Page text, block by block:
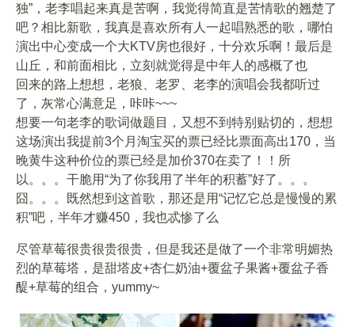
独”，老李唱起来真是苦啊，我觉得简直是苦情歌的翘楚了
吧？相比新歌，我真是喜欢所有人一起唱熟悉的歌，哪怕
演出中心变成一个大KTV房也很好，十分欢乐啊！最后是
山丘，和前面相比，立刻就觉得是中年人的感概了也
回来的路上想想，老狼、老罗、老李的演唱会我都听过
了，灰常心满意足，咔咔~~~
想要一句老李的歌词做题目，又想不到特别贴切的，想想
这场演出我提前3个月淘宝买的票已经比票面高出170，当
晚黄牛这种价位的票已经是加价370在卖了！！所
以。。。干脆用“为了你我用了半年的积蓄”好了。。。
囧。。。既然想到这首歌，那还是用“记忆它总是慢慢的累
积”吧，半年才赚450，我也忒惨了么
尽管草莓很贵很贵很贵，但是我还是做了一个非常明媚热
烈的草莓塔，是甜塔皮+杏仁奶油+覆盆子果酱+覆盆子香
醍+草莓的组合，yummy~